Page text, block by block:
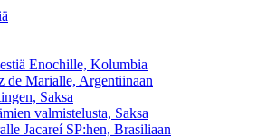
Enochille, Kolumbia
de Marialle, Argentiinaan
Saksa
valmistelusta, Saksa
Jacareí SP:hen, Brasiliaan